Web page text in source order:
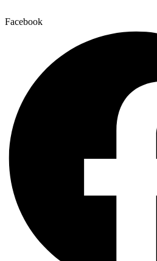
Facebook